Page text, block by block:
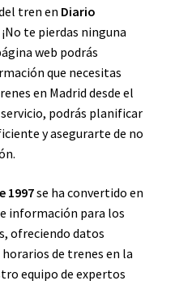
tren en Diario
¡No te pierdas ninguna
web podrás
que necesitas
en Madrid desde el
podrás planificar
y asegurarte de no
1997se ha convertido en
información para los
ofreciendo datos
de trenes en la
equipo de expertos